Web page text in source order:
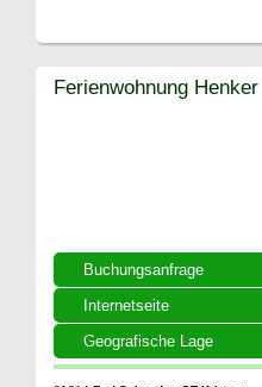
Buchungsanfrage
Internetseite
Geografische Lage
Ferienwohnung Henker